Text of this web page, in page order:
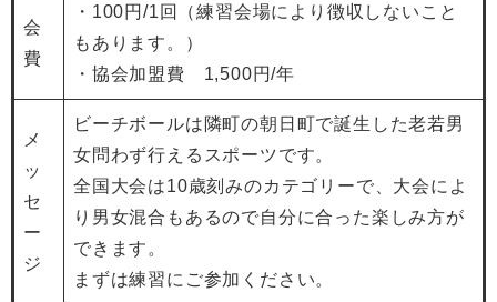
会
費
・100円/1回（練習会場により徴収しないこと
もあります。）
・協会加盟費 1,500円/年
メ
ッ
セ
ー
ジ
ビーチボールは隣町の朝日町で誕生した老若男
女問わず行えるスポーツです。
全国大会は10歳刻みのカテゴリーで、大会によ
り男女混合もあるので自分に合った楽しみ方が
できます。
まずは練習にご参加ください。